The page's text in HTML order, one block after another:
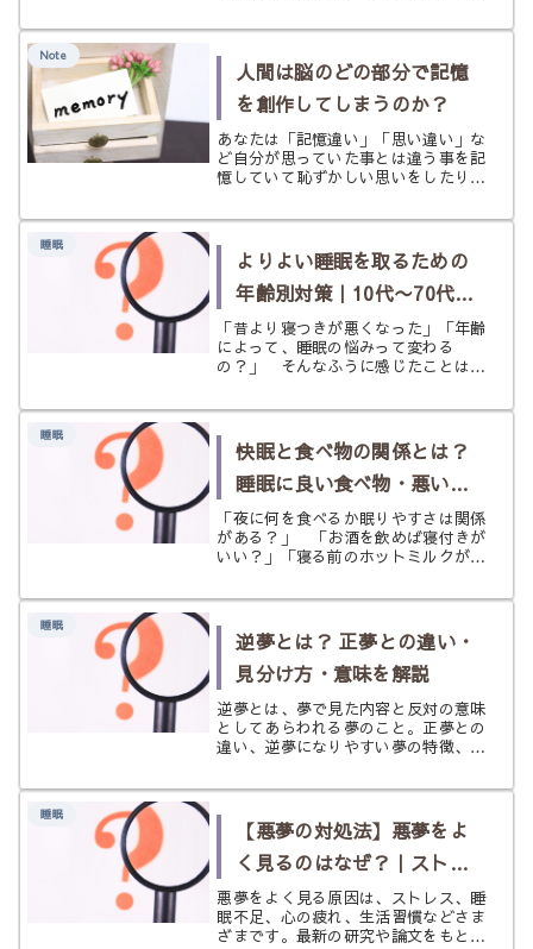
っていたり、録音していたりしていれ
大変曖昧で、真実を別なものを思い込
ん...
Note
人間は脳のどの部分で記憶
を創作してしまうのか？
あなたは「記憶違い」「思い違い」な
ど自分が思っていた事とは違う事を記
憶していて恥ずかしい思いをしたり、
ませんか？ 例えば、 好きなアイド
だった、と思っていたら実は同じ系列
の...
睡眠
よりよい睡眠を取るための
年齢別対策｜10代〜70代で
変わる眠り方
「昔より寝つきが悪くなった」「年齢
によって、睡眠の悩みって変わる
の？」 そんなふうに感じたことはあ
でも大切ですが、眠りにくくなる理由
す。 10代は体内時計のずれ、30代
は仕事...
睡眠
快眠と食べ物の関係とは？
睡眠に良い食べ物・悪い食
べ物・栄養素
「夜に何を食べるか眠りやすさは関係
がある？」 「お酒を飲めば寝付きが
いい？」「寝る前のホットミルクがい
回は食事と睡眠に注目していきたい思
に、どんな食事をしたら良いのでしょ
う？...
睡眠
逆夢とは？ 正夢との違い・
見分け方・意味を解説
逆夢とは、夢で見た内容と反対の意味
としてあらわれる夢のこと。正夢との
違い、逆夢になりやすい夢の特徴、見
さしく丁寧に解説します。
睡眠
【悪夢の対処法】悪夢をよ
く見るのはなぜ？｜ストレ
ス・生活習慣・心の状態と
の関係
悪夢をよく見る原因は、ストレス、睡
眠不足、心の疲れ、生活習慣などさま
ざまです。最新の研究や論文をもと